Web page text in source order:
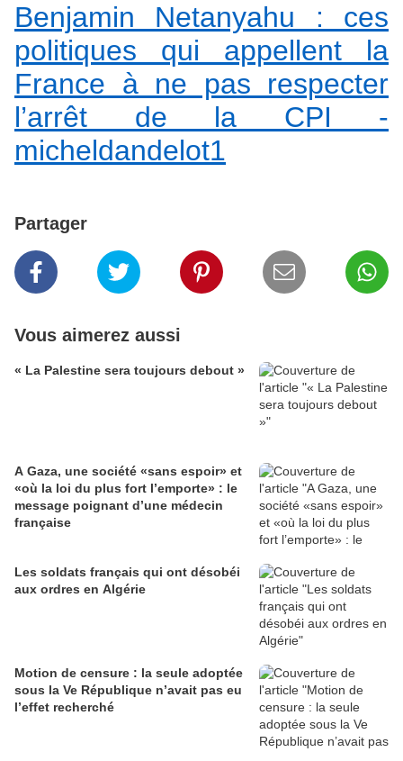
Benjamin Netanyahu : ces
politiques qui appellent la
France à ne pas respecter
l’arrêt de la CPI -
micheldandelot1
Partager
Vous aimerez aussi
« La Palestine sera toujours debout »
A Gaza, une société «sans espoir» et
«où la loi du plus fort l’emporte» : le
message poignant d’une médecin
française
Les soldats français qui ont désobéi
aux ordres en Algérie
Motion de censure : la seule adoptée
sous la Ve République n’avait pas eu
l’effet recherché